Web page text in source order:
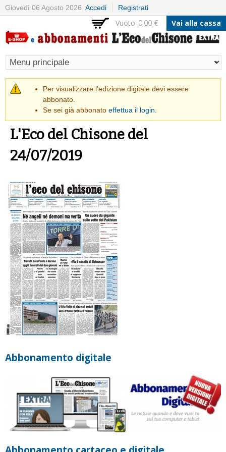
Salta al
contenuto
principale
Giovedì 06 Agosto 2026 Accedi Registrati
Vuoto 0,00 € Vai alla cassa
Messaggio di avvertimento
Per visualizzare l'edizione digitale devi essere
abbonato.
Se sei già abbonato effettua il login
L'Eco del Chisone del
24/07/2019
Abbonamento digitale